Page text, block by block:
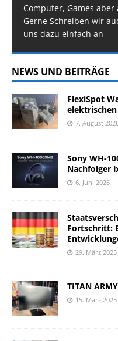
Computer, Games
Gerne Schreiben wir
uns dazu einfach an
NEWS UND BEITRÄGE
FlexiSpot
7. August
Sony WH-
Nachfolger
6. Juni 2026
Fortschritt:
29. März 2025
TITAN
15. März 2025